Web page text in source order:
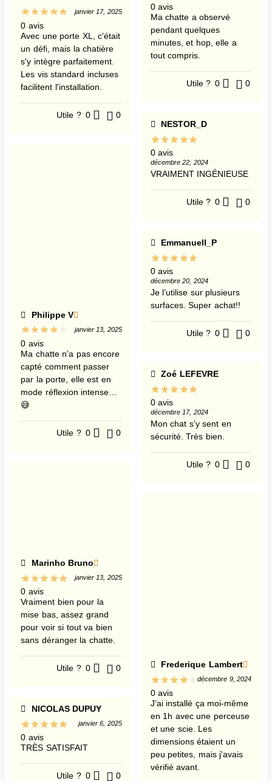
0 avis
janvier 17, 2025
Avec une porte XL, c'était
un défi, mais la chatière
s'y intègre parfaitement.
Les vis standard incluses
facilitent l'installation.
Utile ? 0 0
Philippe V
0 avis
janvier 13, 2025
Ma chatte n’a pas encore
capté comment passer
par la porte, elle est en
mode réflexion intense…
😅
Utile ? 0 0
Marinho Bruno
0 avis
janvier 13, 2025
Vraiment bien pour la
mise bas, assez grand
pour voir si tout va bien
sans déranger la chatte.
Utile ? 0 0
NICOLAS DUPUY
0 avis
janvier 6, 2025
TRÈS SATISFAIT
Utile ? 0 0
0 avis
Ma chatte a observé
pendant quelques
minutes, et hop, elle a
tout compris.
Utile ? 0 0
NESTOR_D
0 avis
décembre 22, 2024
VRAIMENT INGÉNIEUSE
Utile ? 0 0
Emmanuell_P
0 avis
décembre 20, 2024
Je l’utilise sur plusieurs
surfaces. Super achat!!
Utile ? 0 0
Zoé LEFEVRE
0 avis
décembre 17, 2024
Mon chat s’y sent en
sécurité. Très bien.
Utile ? 0 0
Frederique Lambert
0 avis
décembre 9, 2024
J’ai installé ça moi-même
en 1h avec une perceuse
et une scie. Les
dimensions étaient un
peu petites, mais j'avais
vérifié avant.